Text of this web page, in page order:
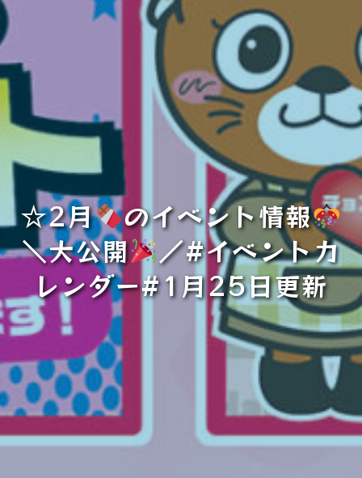
☆2月
のイベント情報
＼大公開
／#イベントカ
レンダー#1月25日更新